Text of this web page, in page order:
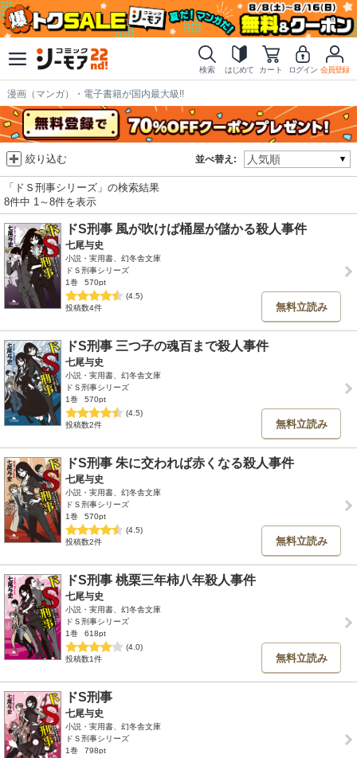
検索 はじめて カート ログイン 会員登録
漫画（マンガ）・電子書籍が国内最大級!!
並べ替え:
絞り込む
「ドＳ刑事シリーズ」の検索結果
8件中 1～8件を表示
ドS刑事 風が吹けば桶屋が儲かる殺人事件
七尾与史
小説・実用書、幻冬舎文庫
ドＳ刑事シリーズ
1巻
570pt
(4.5)
投稿数4件
無料立読み
ドS刑事 三つ子の魂百まで殺人事件
七尾与史
小説・実用書、幻冬舎文庫
ドＳ刑事シリーズ
1巻
570pt
(4.5)
投稿数2件
無料立読み
ドS刑事 朱に交われば赤くなる殺人事件
七尾与史
小説・実用書、幻冬舎文庫
ドＳ刑事シリーズ
1巻
570pt
(4.5)
投稿数2件
無料立読み
ドS刑事 桃栗三年柿八年殺人事件
七尾与史
小説・実用書、幻冬舎文庫
ドＳ刑事シリーズ
1巻
618pt
(4.0)
投稿数1件
無料立読み
ドS刑事
七尾与史
小説・実用書、幻冬舎文庫
ドＳ刑事シリーズ
1巻
798pt